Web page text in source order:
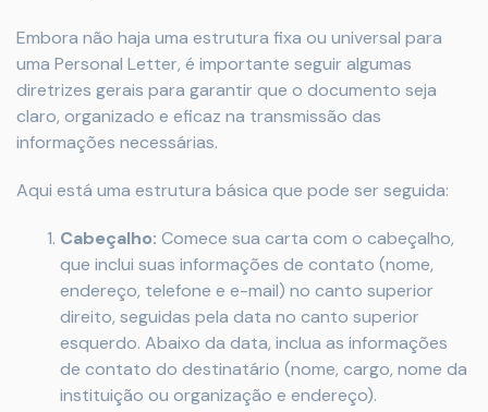
Embora não haja uma estrutura fixa ou universal para
uma Personal Letter, é importante seguir algumas
diretrizes gerais para garantir que o documento seja
claro, organizado e eficaz na transmissão das
informações necessárias.
Aqui está uma estrutura básica que pode ser seguida:
Cabeçalho: Comece sua carta com o cabeçalho,
que inclui suas informações de contato (nome,
endereço, telefone e e-mail) no canto superior
direito, seguidas pela data no canto superior
esquerdo. Abaixo da data, inclua as informações
de contato do destinatário (nome, cargo, nome da
instituição ou organização e endereço).